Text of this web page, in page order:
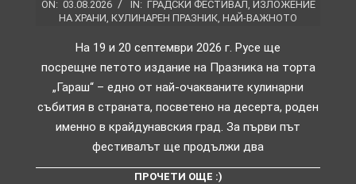
ON: 03.08.2026 IN: ГРАДСКИ ФЕСТИВАЛ, ИЗЛОЖЕНИЕ
НА ХРАНИ, КУЛИНАРЕН ПРАЗНИК, НАЙ-ВАЖНОТО
На 19 и 20 септември 2026 г. Русе ще
посрещне петото издание на Празника на торта
„Гараш“ – едно от най-очакваните кулинарни
събития в страната, посветено на десерта, роден
именно в крайдунавския град. За първи път
фестивалът ще продължи два
ПРОЧЕТИ ОЩЕ :)